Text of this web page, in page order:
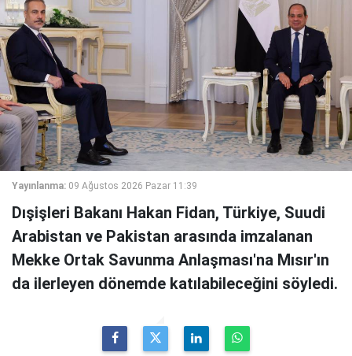
Yayınlanma: 09 Ağustos 2026 Pazar 11:39
Dışişleri Bakanı Hakan Fidan, Türkiye, Suudi
Arabistan ve Pakistan arasında imzalanan
Mekke Ortak Savunma Anlaşması'na Mısır'ın
da ilerleyen dönemde katılabileceğini söyledi.